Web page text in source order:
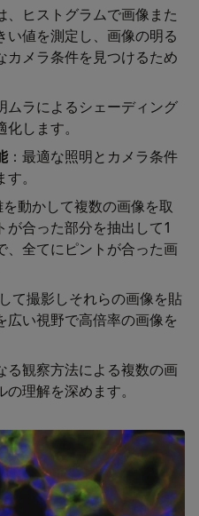
、ヒストグラムで画像また
い値を測定し、画像の明る
カメラ条件を見つけるため
ムラによるシェーディング
します。
：最適な照明とカメラ条件
。
を動かして複数の画像を取
合った部分を抽出して1
、全てにピントが合った画
て撮影しそれらの画像を貼
広い視野で高倍率の画像を
る観察方法による複数の画
理解を深めます。